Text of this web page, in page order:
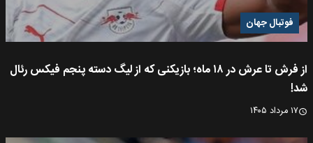
فوتبال جهان
از فرش تا عرش در ۱۸ ماه؛ بازیکنی که از لیگ دسته پنجم فیکس رئال
شد!
۱۷ مرداد ۱۴۰۵